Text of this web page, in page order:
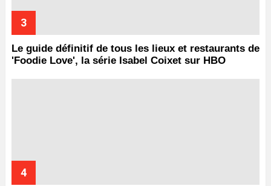
Le guide définitif de tous les lieux et restaurants de
'Foodie Love', la série Isabel Coixet sur HBO